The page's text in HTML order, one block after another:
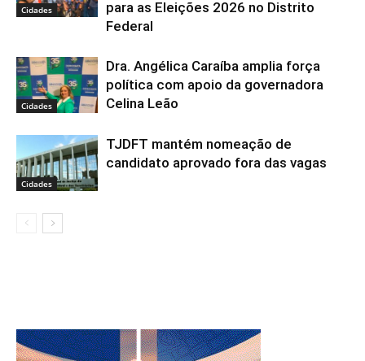
Cidades
para as Eleições 2026 no Distrito
Federal
Cidades
Dra. Angélica Caraíba amplia força
política com apoio da governadora
Celina Leão
Cidades
TJDFT mantém nomeação de
candidato aprovado fora das vagas